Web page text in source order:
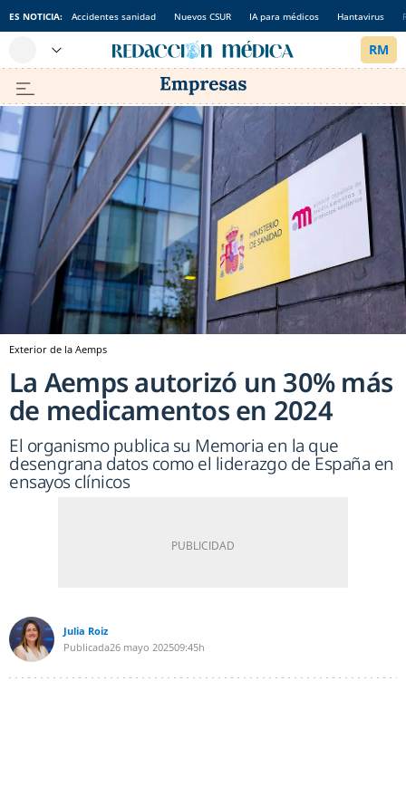
ES NOTICIA: Accidentes sanidad Nuevos CSUR IA para médicos Hantavirus
Exterior de la Aemps
La Aemps autorizó un 30% más
de medicamentos en 2024
El organismo publica su Memoria en la que
desengrana datos como el liderazgo de España en
ensayos clínicos
Julia Roiz
Publicada26 mayo 202509:45h